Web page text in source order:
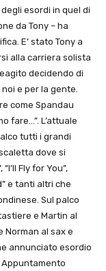
esordi in quel di
da Tony – ha
E’ stato Tony a
alla carriera solista
decidendo di
e per la gente.
come Spandau
fare…”. L’attuale
tutti i grandi
dove si
Fly for You”,
e tanti altri che
Sul palco
e Martin al
Norman al sax e
annunciato esordio
Appuntamento